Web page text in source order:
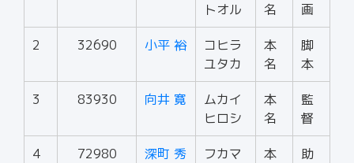
トオル
名
画
2 32690 小平 裕
コヒラ
ユタカ
本
名
脚
本
3 83930 向井 寛
ムカイ
ヒロシ
本
名
監
督
4 72980
深町 秀
フカマ
本
助